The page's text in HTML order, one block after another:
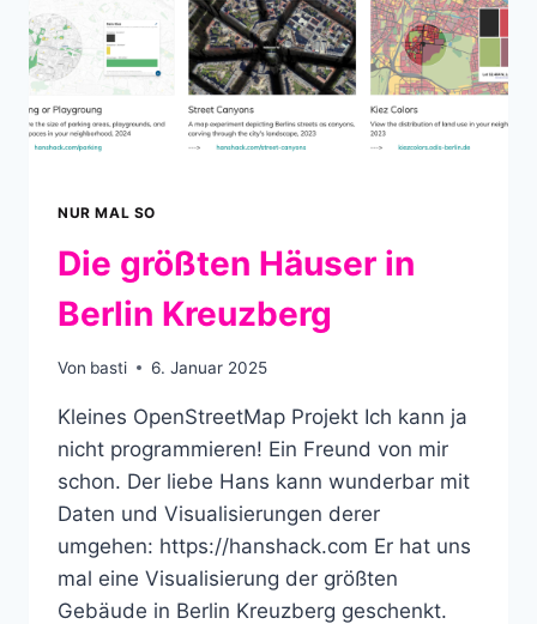
NUR MAL SO
Die größten Häuser in
Berlin Kreuzberg
Von basti 6. Januar 2025
Kleines OpenStreetMap Projekt Ich kann ja
nicht programmieren! Ein Freund von mir
schon. Der liebe Hans kann wunderbar mit
Daten und Visualisierungen derer
umgehen: https://hanshack.com Er hat uns
mal eine Visualisierung der größten
Gebäude in Berlin Kreuzberg geschenkt.